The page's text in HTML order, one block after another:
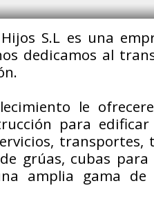
S.L es una
dedicamos al
le
para
transportes,
grúas, cubas
amplia gama